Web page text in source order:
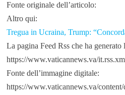
Fonte originale dell’articolo:
Altro qui:
Tregua in Ucraina, Trump:
La pagina Feed Rss che ha
https://www.vaticannews.va/
Fonte dell’immagine digitale:
https://www.vaticannews.va/